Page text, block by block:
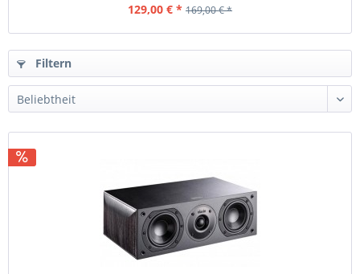
129,00 € * 169,00 € *
Filtern